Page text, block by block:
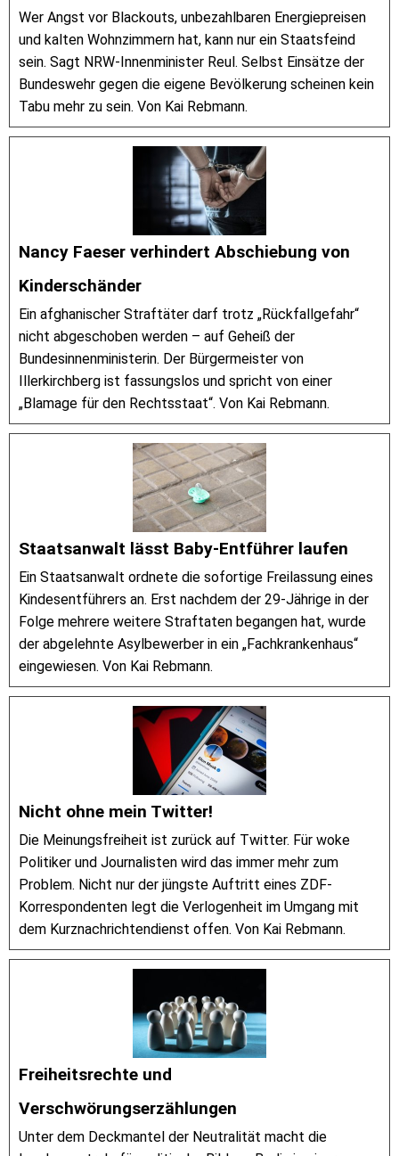
Wer Angst vor Blackouts, unbezahlbaren Energiepreisen
und kalten Wohnzimmern hat, kann nur ein Staatsfeind
sein. Sagt NRW-Innenminister Reul. Selbst Einsätze der
Bundeswehr gegen die eigene Bevölkerung scheinen kein
Tabu mehr zu sein. Von Kai Rebmann.
Nancy Faeser verhindert Abschiebung von
Kinderschänder
Ein afghanischer Straftäter darf trotz „Rückfallgefahr“
nicht abgeschoben werden – auf Geheiß der
Bundesinnenministerin. Der Bürgermeister von
Illerkirchberg ist fassungslos und spricht von einer
„Blamage für den Rechtsstaat“. Von Kai Rebmann.
Staatsanwalt lässt Baby-Entführer laufen
Ein Staatsanwalt ordnete die sofortige Freilassung eines
Kindesentführers an. Erst nachdem der 29-Jährige in der
Folge mehrere weitere Straftaten begangen hat, wurde
der abgelehnte Asylbewerber in ein „Fachkrankenhaus“
eingewiesen. Von Kai Rebmann.
Nicht ohne mein Twitter!
Die Meinungsfreiheit ist zurück auf Twitter. Für woke
Politiker und Journalisten wird das immer mehr zum
Problem. Nicht nur der jüngste Auftritt eines ZDF-
Korrespondenten legt die Verlogenheit im Umgang mit
dem Kurznachrichtendienst offen. Von Kai Rebmann.
Freiheitsrechte und
Verschwörungserzählungen
Unter dem Deckmantel der Neutralität macht die